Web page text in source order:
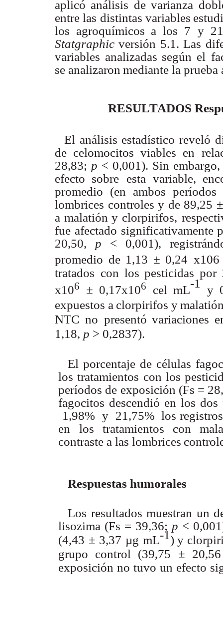
aplicó análisis de varianza
entre las distintas variables
los agroquímicos a los 7 y 21
Statgraphicversión 5.1. Las
variables analizadas según el
se analizaron mediante la prueba
RESULTADOS
El análisis estadístico reveló
de celomocitos viables en
28,83; p < 0,001). Sin embargo,
efecto sobre esta variable,
promedio (en
ambos períodos
lombrices controles y de 89,25
a malatión y clorpirifos,
fue afectado significativamente
20,50,
p < 0,001),
promedio de 1,13 ± 0,24 x106
tratados con los pesticidas por
x106 ± 0,17x106 cel mL-1 y
expuestos a clorpirifos y
NTC no presentó variaciones
1,18, p > 0,2837).
El porcentaje de células
los tratamientos con los
períodos de exposición (Fs =
fagocitos descendió en los dos
1,98% y 21,75% los registros
en
los tratamientos con
contraste a las lombrices
Respuestas humorales
Los resultados muestran un
lisozima (Fs = 39,36; p <
(4,43 ± 3,37 µg mL-1) y
grupo control (39,75 ± 20,56
exposición no tuvo un efecto